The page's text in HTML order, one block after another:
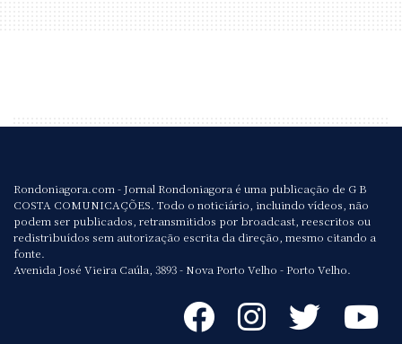
Rondoniagora.com - Jornal Rondoniagora é uma publicação de G B
COSTA COMUNICAÇÕES. Todo o noticiário, incluindo vídeos, não
podem ser publicados, retransmitidos por broadcast, reescritos ou
redistribuídos sem autorização escrita da direção, mesmo citando a
fonte.
Avenida José Vieira Caúla, 3893 - Nova Porto Velho - Porto Velho.